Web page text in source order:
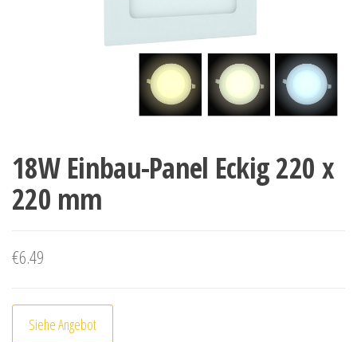
18W Einbau-Panel Eckig 220 x
220 mm
€6.49
Siehe Angebot